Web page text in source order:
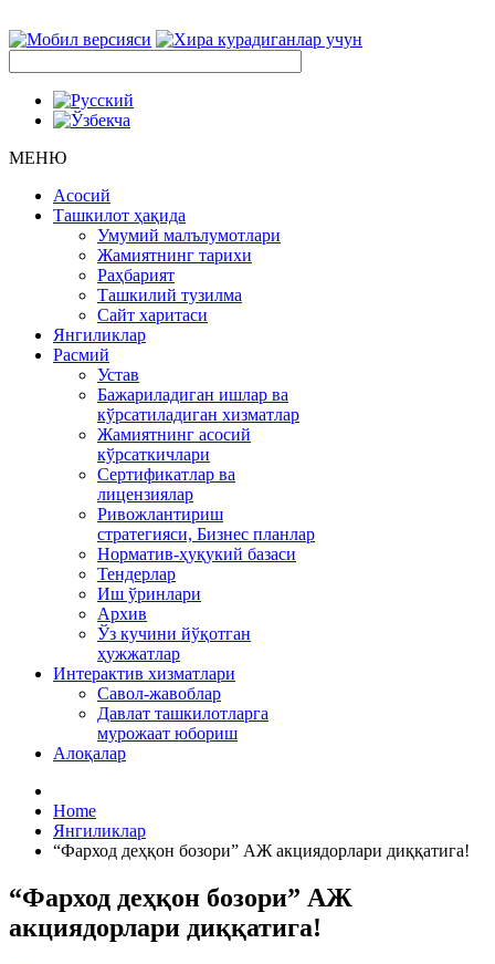
МЕНЮ
Асосий
Ташкилот ҳақида
Умумий малълумотлари
Жамиятнинг тарихи
Раҳбарият
Ташкилий тузилма
Сайт харитаси
Янгиликлар
Расмий
Устав
Бажариладиган ишлар ва
кўрсатиладиган хизматлар
Жамиятнинг асосий
кўрсаткичлари
Сертификатлар ва
лицензиялар
Ривожлантириш
стратегияси, Бизнес планлар
Норматив-ҳуқукий базаси
Тендерлар
Иш ўринлари
Архив
Ўз кучини йўқотган
ҳужжатлар
Интерактив хизматлари
Савол-жавоблар
Давлат ташкилотларга
мурожаат юбориш
Алоқалар
Home
Янгиликлар
“Фарход деҳқон бозори” АЖ акциядорлари диққатига!
“Фарход деҳқон бозори” АЖ
акциядорлари диққатига!